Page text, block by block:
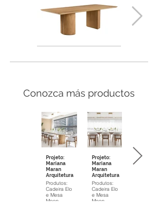
Conozca más productos
Projeto:
Mariana
Maran
Arquitetura
Produtos:
Cadeira Elo
e Mesa
Moon
Projeto:
Mariana
Maran
Arquitetura
Produtos:
Cadeira Elo
e Mesa
Moon